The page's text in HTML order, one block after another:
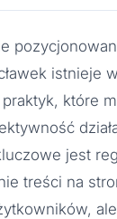
istnieje
które
jest
treści na